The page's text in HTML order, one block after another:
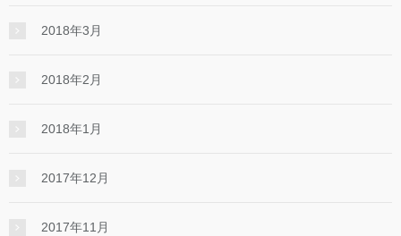
2018年3月
2018年2月
2018年1月
2017年12月
2017年11月